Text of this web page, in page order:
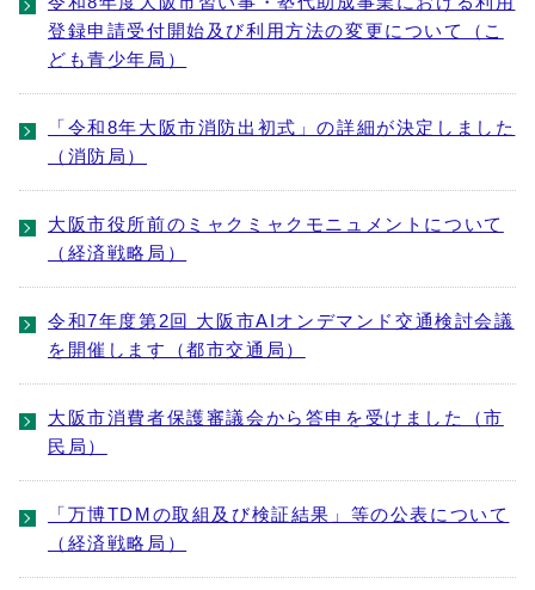
登録申請受付開始及び利用方法の変更について（こ
ども青少年局）
「令和8年大阪市消防出初式」の詳細が決定しました
（消防局）
大阪市役所前のミャクミャクモニュメントについて
（経済戦略局）
令和7年度第2回 大阪市AIオンデマンド交通検討会議
を開催します（都市交通局）
大阪市消費者保護審議会から答申を受けました（市
民局）
「万博TDMの取組及び検証結果」等の公表について
（経済戦略局）